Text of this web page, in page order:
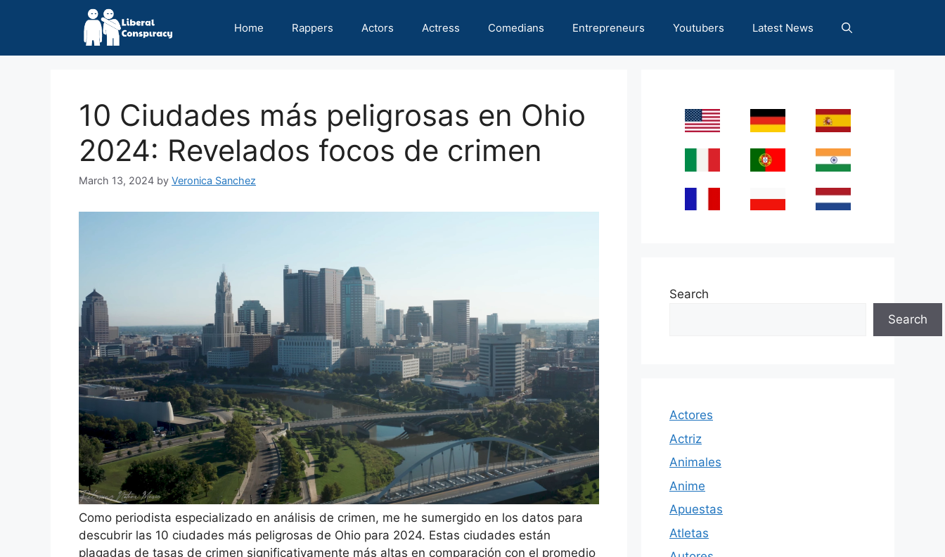
Home Rappers Actors Actress Comedians Entrepreneurs Youtubers Latest News
10 Ciudades más peligrosas en Ohio
2024: Revelados focos de crimen
March 13, 2024 by Veronica Sanchez
Como periodista especializado en análisis de crimen, me he sumergido en los datos para
descubrir las 10 ciudades más peligrosas de Ohio para 2024. Estas ciudades están
plagadas de tasas de crimen significativamente más altas en comparación con el promedio
Search
Search
Actores
Actriz
Animales
Anime
Apuestas
Atletas